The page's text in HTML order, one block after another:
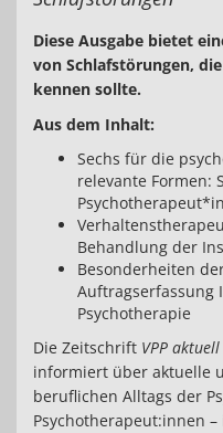
Diese Ausgabe bietet
von Schlafstörungen,
kennen sollte.
Aus dem Inhalt:
Sechs für die
relevante Formen:
Behandlung der
Besonderheiten
Auftragserfassung
Psychotherapie
Die Zeitschrift VPP aktuell
informiert über aktuelle
beruflichen Alltags der
Psychotherapeut:innen